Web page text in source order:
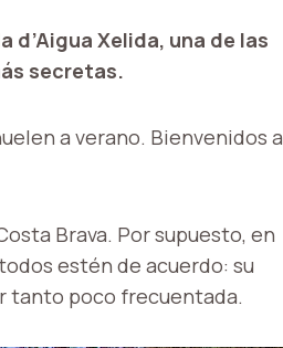
Xelida, una de las
secretas.
a verano. Bienvenidos a
Brava. Por supuesto, en
estén de acuerdo: su
tanto poco frecuentada.